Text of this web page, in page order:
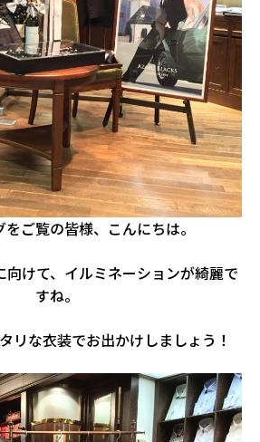
ご覧の皆様、こんにちは。
けて、イルミネーションが綺麗で
すね。
リな衣装でお出かけしましょう！